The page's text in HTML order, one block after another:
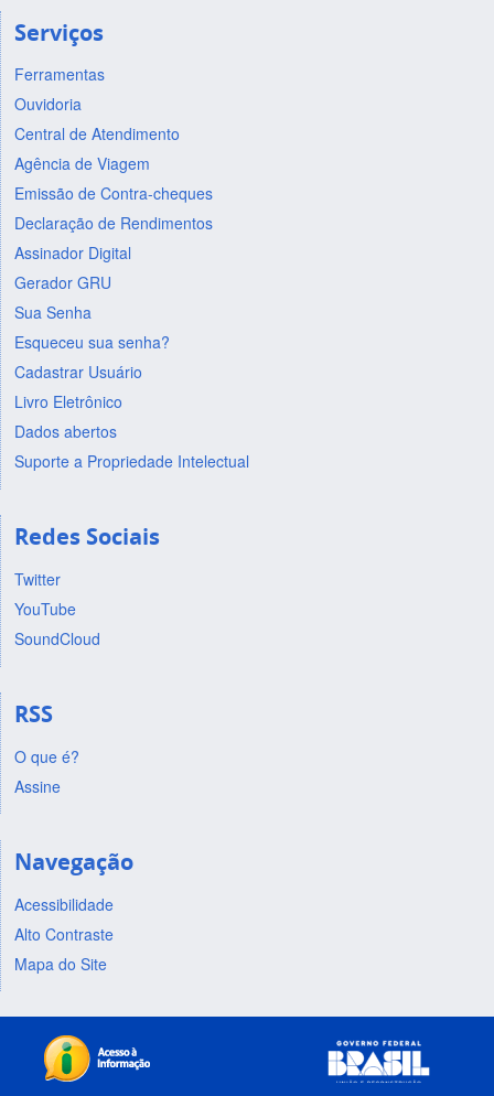
Serviços
Ferramentas
Ouvidoria
Central de Atendimento
Agência de Viagem
Emissão de Contra-cheques
Declaração de Rendimentos
Assinador Digital
Gerador GRU
Sua Senha
Esqueceu sua senha?
Cadastrar Usuário
Livro Eletrônico
Dados abertos
Suporte a Propriedade Intelectual
Redes Sociais
Twitter
YouTube
SoundCloud
RSS
O que é?
Assine
Navegação
Acessibilidade
Alto Contraste
Mapa do Site